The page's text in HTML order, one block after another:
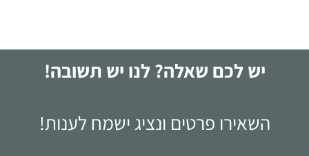
יש לכם שאלה? לנו יש תשובה!
השאירו פרטים ונציג ישמח לענות!